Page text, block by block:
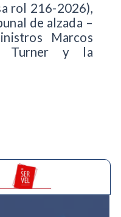
rol 216-2026),
de alzada –
Marcos
Turner y la